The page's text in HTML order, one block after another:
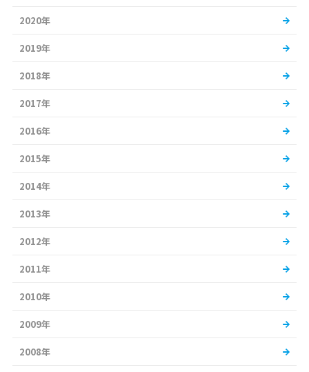
2020年
2019年
2018年
2017年
2016年
2015年
2014年
2013年
2012年
2011年
2010年
2009年
2008年